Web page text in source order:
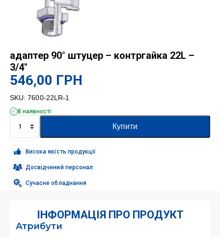
адаптер 90° штуцер – контргайка 22L –
3/4″
546,00 ГРН
SKU: 7600-22LR-1
В наявності
90°
штуцер
-
контргайка
22L
3/4"
Купити
Висока якість продукції
Досвідчений персонал
Сучасне обладнання
ІНФОРМАЦІЯ ПРО ПРОДУКТ
Атрибути